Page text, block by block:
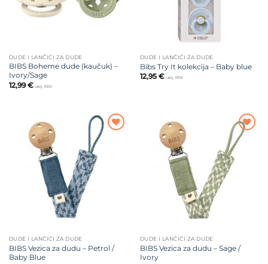
DUDE I LANČIĆI ZA DUDE
BIBS Boheme dude (kaučuk) –
Ivory/Sage
12,99€ uklj. PDV
DUDE I LANČIĆI ZA DUDE
Bibs Try It kolekcija – Baby blue
12,95 € uklj. PDV
Dodajte
DUDE I LANČIĆI ZA DUDE
BIBS Vezica za dudu – Petrol /
Baby Blue
Dodajte
na listu
DUDE I LANČIĆI ZA DUDE
BIBS Vezica za dudu – Sage /
Ivory